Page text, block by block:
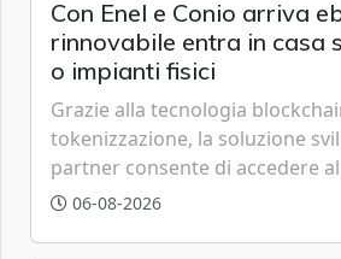
Con Enel e Conio arriva
rinnovabile entra in casa
o impianti fisici
Grazie alla tecnologia
tokenizzazione, la soluzione
partner consente di accedere
all'eolico ottenendo risparmi
06-08-2026